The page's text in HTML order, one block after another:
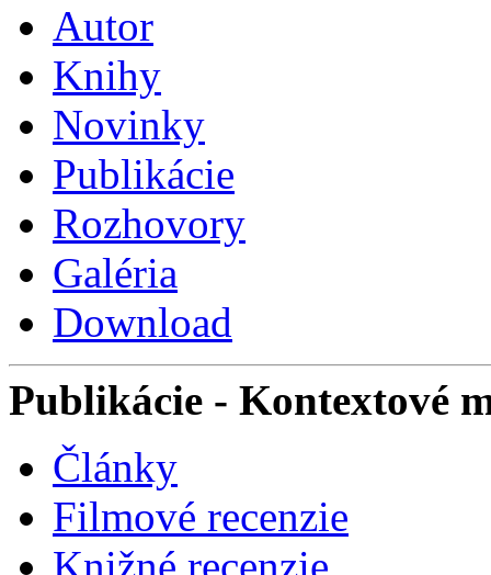
Autor
Knihy
Novinky
Publikácie
Rozhovory
Galéria
Download
Publikácie - Kontextové
Články
Filmové recenzie
Knižné recenzie